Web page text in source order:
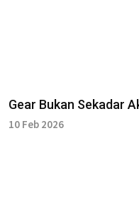
Gear Bukan Sekadar
10 Feb 2026